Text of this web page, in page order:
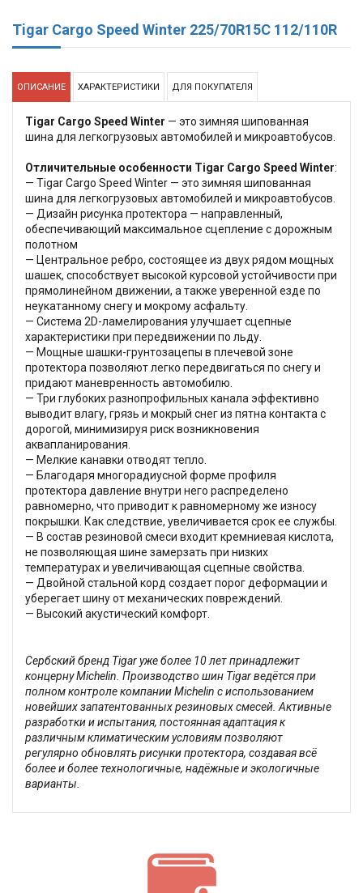
Tigar Cargo Speed Winter 225/70R15C 112/110R
ОПИСАНИЕ ХАРАКТЕРИСТИКИ ДЛЯ ПОКУПАТЕЛЯ
Tigar Cargo Speed Winter — это зимняя шипованная
шина для легкогрузовых автомобилей и микроавтобусов.
Отличительные особенности Tigar Cargo Speed Winter:
— Tigar Cargo Speed Winter — это зимняя шипованная
шина для легкогрузовых автомобилей и микроавтобусов.
— Дизайн рисунка протектора — направленный,
обеспечивающий максимальное сцепление с дорожным
полотном
— Центральное ребро, состоящее из двух рядом мощных
шашек, способствует высокой курсовой устойчивости при
прямолинейном движении, а также уверенной езде по
неукатанному снегу и мокрому асфальту.
— Система 2D-ламелирования улучшает сцепные
характеристики при передвижении по льду.
— Мощные шашки-грунтозацепы в плечевой зоне
протектора позволяют легко передвигаться по снегу и
придают маневренность автомобилю.
— Три глубоких разнопрофильных канала эффективно
выводит влагу, грязь и мокрый снег из пятна контакта с
дорогой, минимизируя риск возникновения
аквапланирования.
— Мелкие канавки отводят тепло.
— Благодаря многорадиусной форме профиля
протектора давление внутри него распределено
равномерно, что приводит к равномерному же износу
покрышки. Как следствие, увеличивается срок ее службы.
— В состав резиновой смеси входит кремниевая кислота,
не позволяющая шине замерзать при низких
температурах и увеличивающая сцепные свойства.
— Двойной стальной корд создает порог деформации и
уберегает шину от механических повреждений.
— Высокий акустический комфорт.
Сербский бренд Tigar уже более 10 лет принадлежит
концерну Michelin. Производство шин Tigar ведётся при
полном контроле компании Michelin с использованием
новейших запатентованных резиновых смесей. Активные
разработки и испытания, постоянная адаптация к
различным климатическим условиям позволяют
регулярно обновлять рисунки протектора, создавая всё
более и более технологичные, надёжные и экологичные
варианты.